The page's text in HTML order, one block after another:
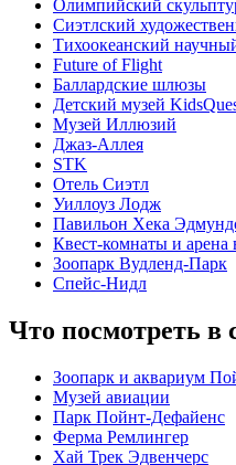
Олимпийский
Сиэтлский
Тихоокеанский
Future of Flight
Баллардские шлюзы
Детский музей
Музей Иллюзий
Джаз-Аллея
STK
Отель Сиэтл
Уиллоуз Лодж
Павильон Хека
Квест-комнаты и арена
Зоопарк Вудленд-Парк
Спейс-Нидл
Что посмотреть в
Зоопарк и аквариум
Музей авиации
Парк Пойнт-Дефайенс
Ферма Ремлингер
Хай Трек Эдвенчерс